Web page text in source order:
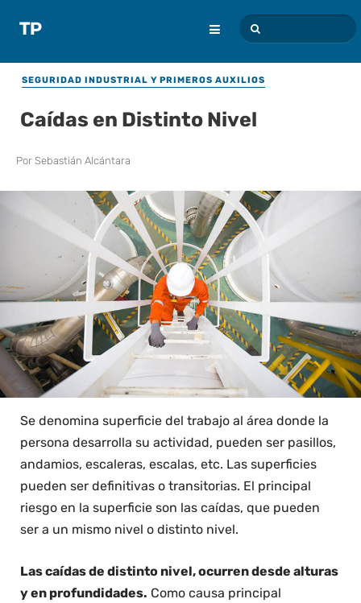
SEGURIDAD INDUSTRIAL Y PRIMEROS AUXILIOS
Caídas en Distinto Nivel
Por Sebastián Alcántara
Se denomina superficie del trabajo al área donde la
persona desarrolla su actividad, pueden ser pasillos,
andamios, escaleras, escalas, etc. Las superficies
pueden ser definitivas o transitorias. El principal
riesgo en la superficie son las caídas, que pueden
ser a un mismo nivel o distinto nivel.
Las caídas de distinto nivel, ocurren desde alturas
y en profundidades. Como causa principal